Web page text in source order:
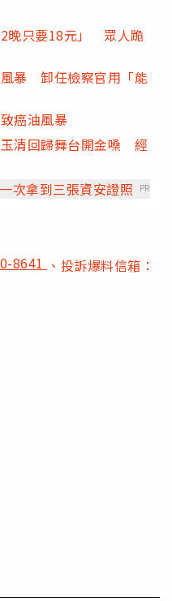
晚只要18元」 眾人跪
暴 卸任檢察官用「能
癌油風暴
清回歸舞台開金嗓 經
次拿到三張資安證照
PR
8641 、投訴爆料信箱：